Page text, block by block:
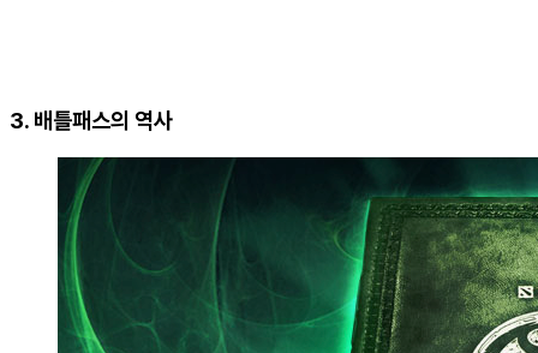
3. 배틀패스의 역사